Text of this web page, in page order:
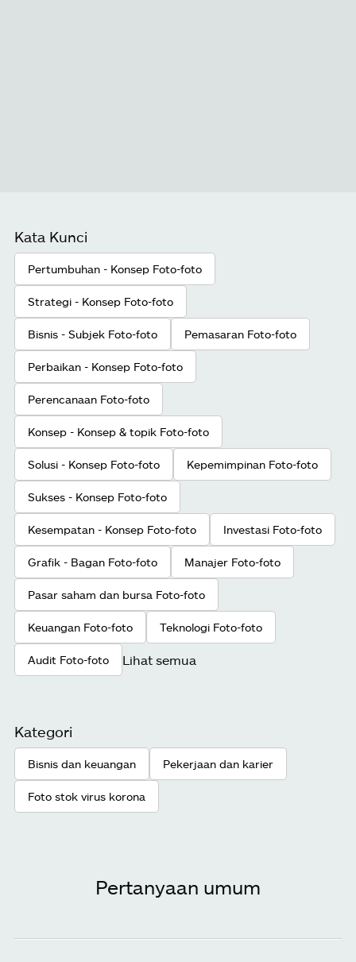
Kata Kunci
Pertumbuhan - Konsep Foto-foto
Strategi - Konsep Foto-foto
Bisnis - Subjek Foto-foto Pemasaran Foto-foto
Perbaikan - Konsep Foto-foto
Perencanaan Foto-foto
Konsep - Konsep & topik Foto-foto
Solusi - Konsep Foto-foto Kepemimpinan Foto-foto
Sukses - Konsep Foto-foto
Kesempatan - Konsep Foto-foto Investasi Foto-foto
Grafik - Bagan Foto-foto Manajer Foto-foto
Pasar saham dan bursa Foto-foto
Keuangan Foto-foto Teknologi Foto-foto
Audit Foto-foto Lihat semua
Kategori
Bisnis dan keuangan Pekerjaan dan karier
Foto stok virus korona
Pertanyaan umum